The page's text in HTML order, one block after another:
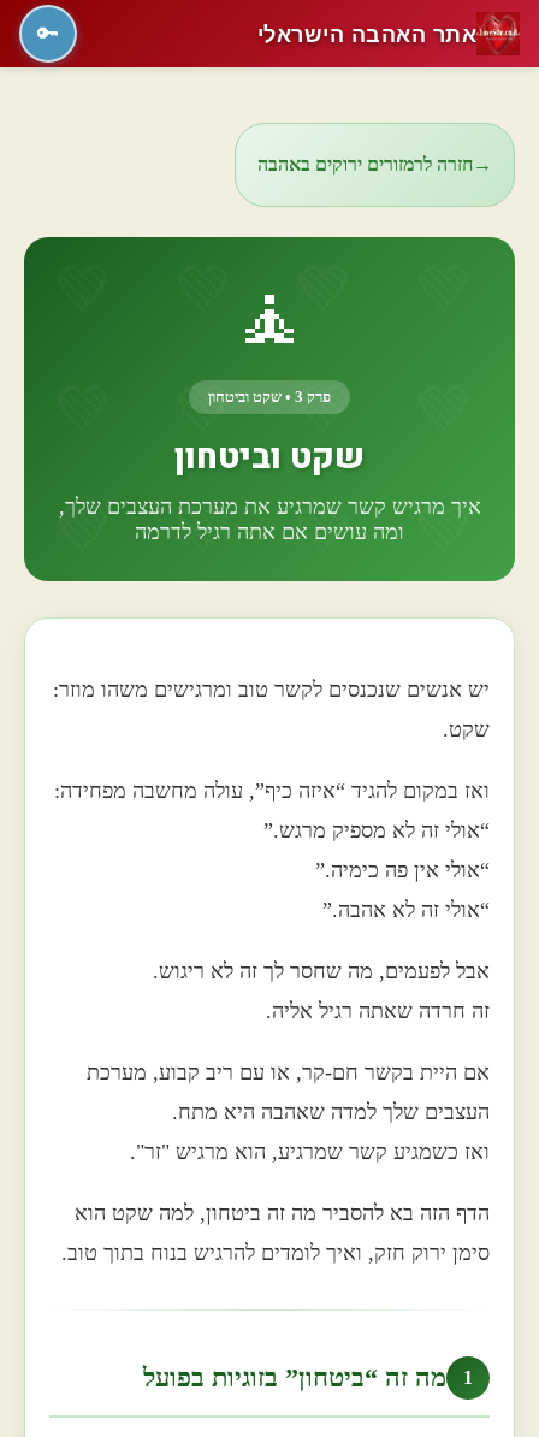
→חזרה לרמזורים ירוקים באהבה
🧘
פרק 3 • שקט וביטחון
שקט וביטחון
איך מרגיש קשר שמרגיע את מערכת העצבים שלך,
ומה עושים אם אתה רגיל לדרמה
יש אנשים שנכנסים לקשר טוב ומרגישים משהו מוזר:
שקט.
ואז במקום להגיד “איזה כיף”, עולה מחשבה מפחידה:
“אולי זה לא מספיק מרגש.”
“אולי אין פה כימיה.”
“אולי זה לא אהבה.”
אבל לפעמים, מה שחסר לך זה לא ריגוש.
זה חרדה שאתה רגיל אליה.
אם היית בקשר חם-קר, או עם ריב קבוע, מערכת
העצבים שלך למדה שאהבה היא מתח.
ואז כשמגיע קשר שמרגיע, הוא מרגיש "זר".
הדף הזה בא להסביר מה זה ביטחון, למה שקט הוא
סימן ירוק חזק, ואיך לומדים להרגיש בנוח בתוך טוב.
1 מה זה “ביטחון” בזוגיות בפועל
אתר האהבה הישראלי 🔑